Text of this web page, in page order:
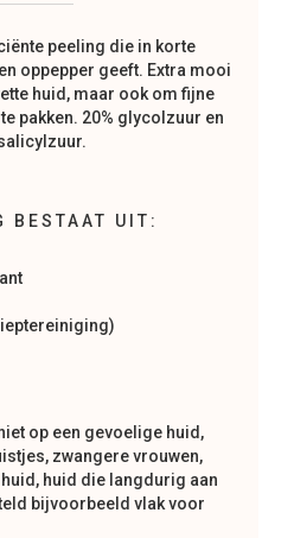
peeling die in korte
oppepper geeft. Extra mooi
huid, maar ook om fijne
pakken. 20% glycolzuur en
BESTAAT UIT:
op een gevoelige huid,
zwangere vrouwen,
huid die langdurig aan
bijvoorbeeld vlak voor